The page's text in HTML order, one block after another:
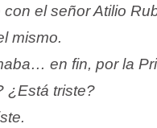
el señor Atilio
mismo.
en fin, por la
¿Está triste?